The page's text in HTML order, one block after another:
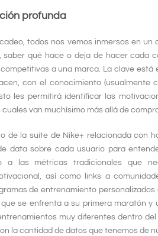
profunda
todos nos vemos inmersos en
saber qué hace o deja de hacer cada
a una marca. La clave está
con el conocimiento (usualmente
les permitirá identificar las
van muchísimo más allá de
de la suite de Nike+ relacionada con
data sobre cada usuario para
a las métricas tradicionales que
así como links a
de entrenamiento
se enfrenta a su primera maratón y
muy diferentes dentro
la cantidad de datos que tenemos de